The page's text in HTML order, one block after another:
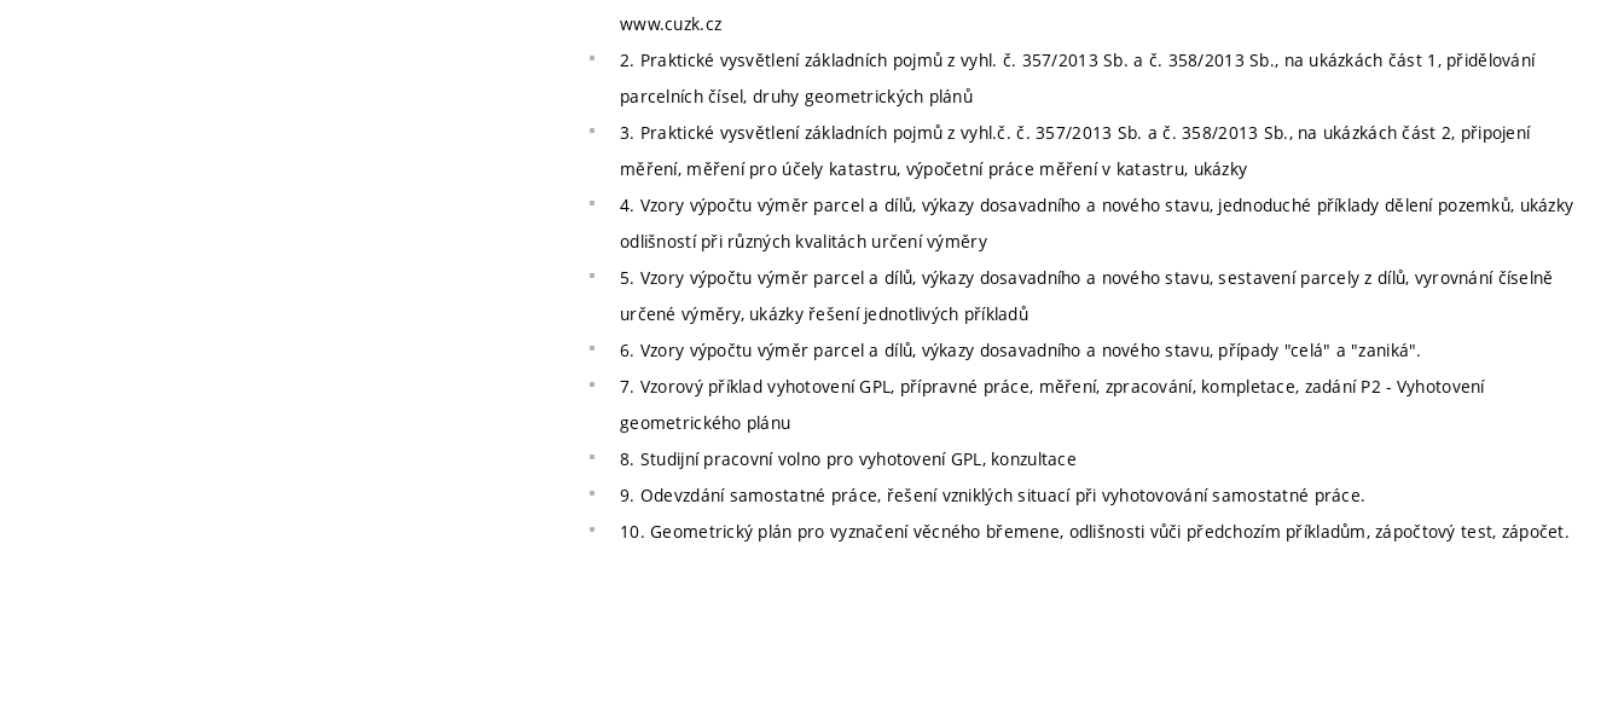
www.cuzk.cz
2. Praktické vysvětlení základních pojmů z vyhl. č. 357/2013 Sb. a č. 358/2013 Sb., na ukázkách část 1, přidělování
parcelních čísel, druhy geometrických plánů
3. Praktické vysvětlení základních pojmů z vyhl.č. č. 357/2013 Sb. a č. 358/2013 Sb., na ukázkách část 2, připojení
měření, měření pro účely katastru, výpočetní práce měření v katastru, ukázky
4. Vzory výpočtu výměr parcel a dílů, výkazy dosavadního a nového stavu, jednoduché příklady dělení pozemků, ukázky
odlišností při různých kvalitách určení výměry
5. Vzory výpočtu výměr parcel a dílů, výkazy dosavadního a nového stavu, sestavení parcely z dílů, vyrovnání číselně
určené výměry, ukázky řešení jednotlivých příkladů
6. Vzory výpočtu výměr parcel a dílů, výkazy dosavadního a nového stavu, případy "celá" a "zaniká".
7. Vzorový příklad vyhotovení GPL, přípravné práce, měření, zpracování, kompletace, zadání P2 - Vyhotovení
geometrického plánu
8. Studijní pracovní volno pro vyhotovení GPL, konzultace
9. Odevzdání samostatné práce, řešení vzniklých situací při vyhotovování samostatné práce.
10. Geometrický plán pro vyznačení věcného břemene, odlišnosti vůči předchozím příkladům, zápočtový test, zápočet.